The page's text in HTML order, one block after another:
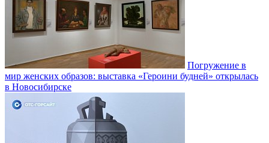
Погружение в
мир женских образов: выставка «Героини будней» открылась
в Новосибирске